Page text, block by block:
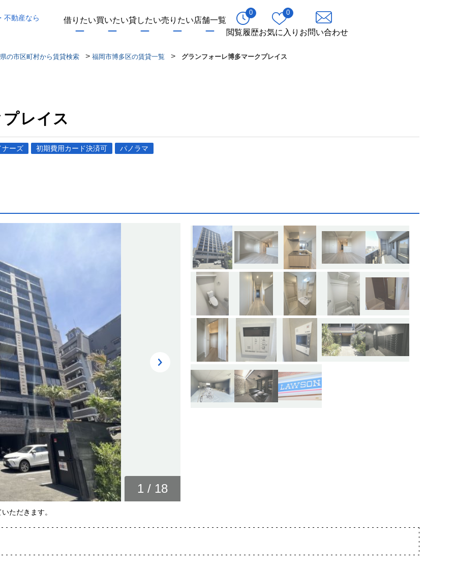
不動産なら
借りたい買いたい貸したい売りたい店舗一覧
0
閲覧履歴
0
お気に入り お問い合わせ
の市区町村から賃貸検索 > 福岡市博多区の賃貸一覧 > グランフォーレ博多マークプレイス
レイス
ナーズ 初期費用カード決済可 パノラマ
1 / 18
ただきます。